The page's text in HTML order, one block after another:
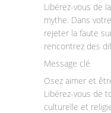
Libérez-vous de
mythe. Dans
rejeter la faute
rencontrez des
Message clé
Osez aimer et
Libérez-vous de
culturelle et